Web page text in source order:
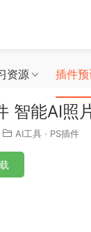
资源 插件预
智能AI照
AI工具 · PS插件